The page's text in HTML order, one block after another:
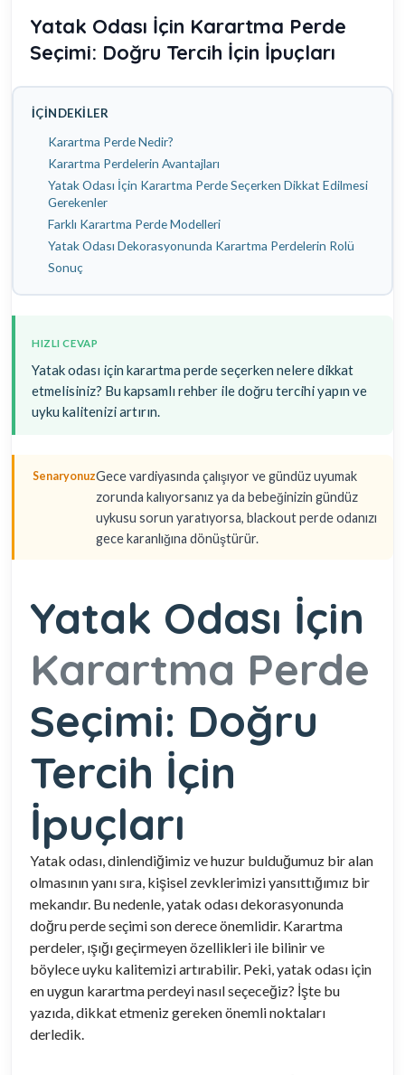
Yatak Odası İçin Karartma Perde
Seçimi: Doğru Tercih İçin İpuçları
İÇINDEKILER
Karartma Perde Nedir?
Karartma Perdelerin Avantajları
Yatak Odası İçin Karartma Perde Seçerken Dikkat Edilmesi
Gerekenler
Farklı Karartma Perde Modelleri
Yatak Odası Dekorasyonunda Karartma Perdelerin Rolü
Sonuç
HIZLI CEVAP
Yatak odası için karartma perde seçerken nelere dikkat
etmelisiniz? Bu kapsamlı rehber ile doğru tercihi yapın ve
uyku kalitenizi artırın.
SenaryonuzGece vardiyasında çalışıyor ve gündüz uyumak
zorunda kalıyorsanız ya da bebeğinizin gündüz
uykusu sorun yaratıyorsa, blackout perde odanızı
gece karanlığına dönüştürür.
Yatak Odası İçin
Karartma Perde
Seçimi: Doğru
Tercih İçin
İpuçları
Yatak odası, dinlendiğimiz ve huzur bulduğumuz bir alan
olmasının yanı sıra, kişisel zevklerimizi yansıttığımız bir
mekandır. Bu nedenle, yatak odası dekorasyonunda
doğru perde seçimi son derece önemlidir. Karartma
perdeler, ışığı geçirmeyen özellikleri ile bilinir ve
böylece uyku kalitemizi artırabilir. Peki, yatak odası için
en uygun karartma perdeyi nasıl seçeceğiz? İşte bu
yazıda, dikkat etmeniz gereken önemli noktaları
derledik.